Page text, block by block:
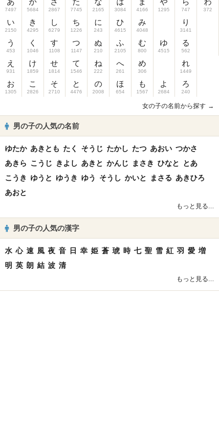
あ
7497
い
2150
う
453
え
931
お
1305
か
5684
き
4295
く
1046
け
1859
こ
2826
さ
2867
し
6279
す
1108
せ
1814
そ
2710
た
7745
ち
1226
つ
1147
て
1546
と
4476
な
2165
に
243
ぬ
210
ね
222
の
2008
は
3084
ひ
4615
ふ
2105
へ
261
ほ
654
ま
4166
み
4048
む
800
め
306
も
1567
や
1295
ゆ
4515
よ
2684
ら
747
り
3141
る
562
れ
1449
ろ
240
わ
372
女の子の名前から探す →
男の子の人気の名前
ゆたか あきとも たく そうじ たかし たつ あおい つかさ
あきら こうじ きよし あきと かんじ まさき ひなと
とあ
こうき ゆうと ゆうき ゆう そうし かいと まさる あきひろ
あおと
もっと見る...
男の子の人気の漢字
水 心 速 風 夜 音 日 幸 姫 蒼 琥 時 七 聖 雪 紅 羽 愛 増
明 英 朗 結 波 清
もっと見る...